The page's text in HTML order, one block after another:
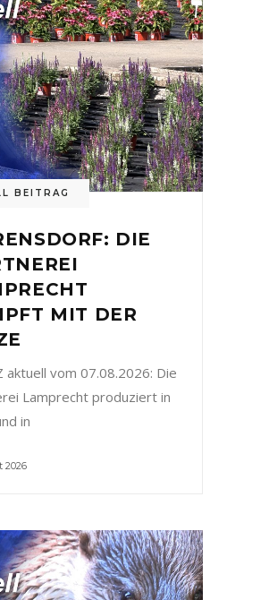
BEITRAG
DIE
MIT DER
aktuell vom 07.08.2026: Die
Lamprecht produziert in
in
2026